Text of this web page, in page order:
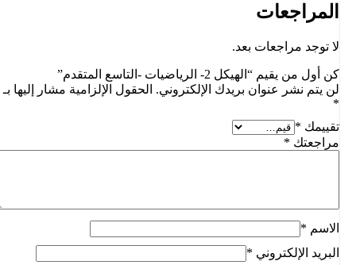
المراجعات
لا توجد مراجعات بعد.
كن أول من يقيم “الهيكل 2- الرياضيات -التاسع المتقدم”
لن يتم نشر عنوان بريدك الإلكتروني. الحقول الإلزامية مشار إليها بـ
تقييمك*
مراجعتك*
الاسم*
البريد الإلكتروني*